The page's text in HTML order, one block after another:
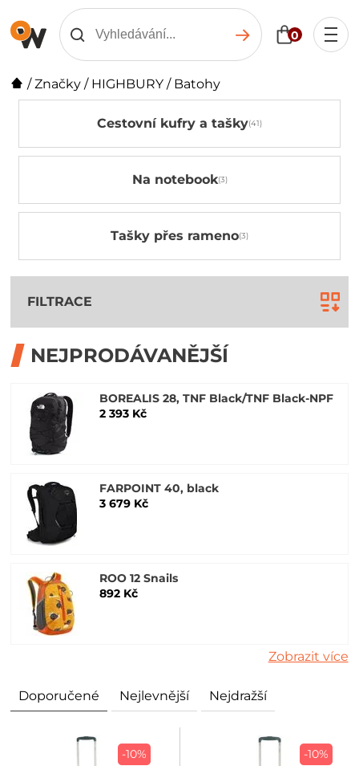
0
/Značky / HIGHBURY / Batohy
Cestovní kufry a tašky
Na notebook
Tašky přes rameno
FILTRACE
NEJPRODÁVANĚJŠÍ
BOREALIS 28, TNF Black/TNF Black-NPF
2 393 Kč
FARPOINT 40, black
3 679 Kč
ROO 12 Snails
892 Kč
Zobrazit více
Doporučené Nejlevnější Nejdražší
-10%
-10%